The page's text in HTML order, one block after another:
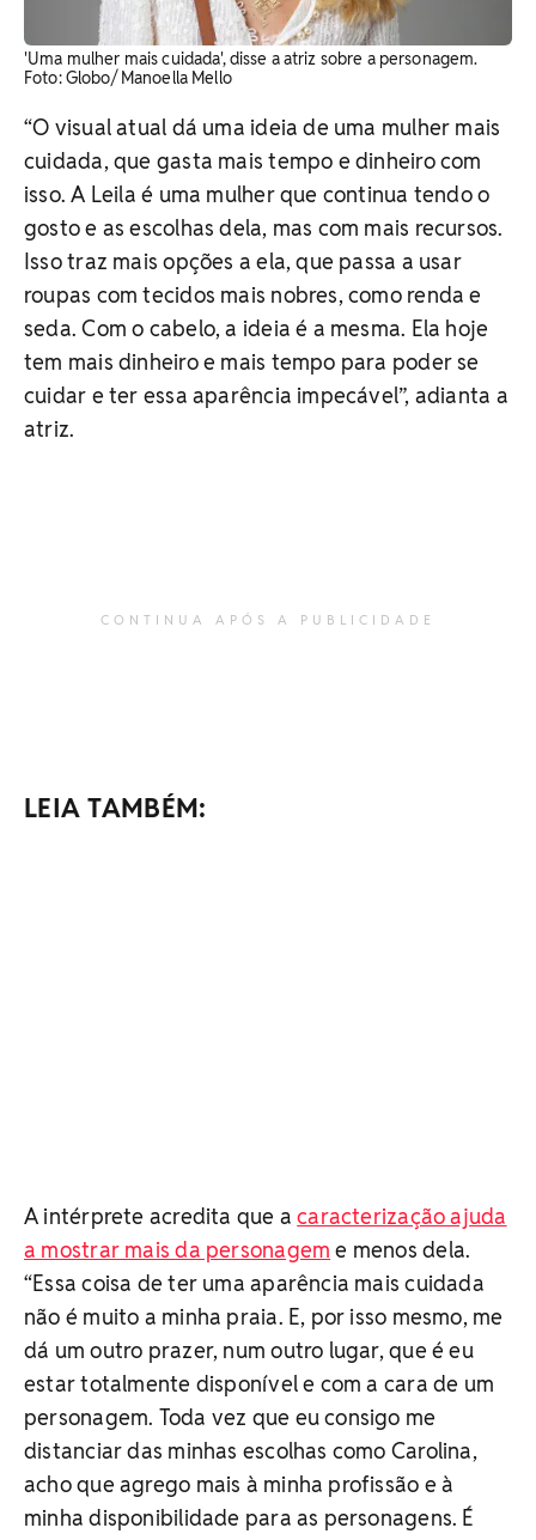
'Uma mulher mais cuidada', disse a atriz sobre a personagem.
Foto: Globo/ Manoella Mello
“O visual atual dá uma ideia de uma mulher mais
cuidada, que gasta mais tempo e dinheiro com
isso. A Leila é uma mulher que continua tendo o
gosto e as escolhas dela, mas com mais recursos.
Isso traz mais opções a ela, que passa a usar
roupas com tecidos mais nobres, como renda e
seda. Com o cabelo, a ideia é a mesma. Ela hoje
tem mais dinheiro e mais tempo para poder se
cuidar e ter essa aparência impecável”, adianta a
atriz.
CONTINUA APÓS A PUBLICIDADE
LEIA TAMBÉM:
A intérprete acredita que acaracterização ajuda
a mostrar mais da personagem e menos dela.
“Essa coisa de ter uma aparência mais cuidada
não é muito a minha praia. E, por isso mesmo, me
dá um outro prazer, num outro lugar, que é eu
estar totalmente disponível e com a cara de um
personagem. Toda vez que eu consigo me
distanciar das minhas escolhas como Carolina,
acho que agrego mais à minha profissão e à
minha disponibilidade para as personagens. É